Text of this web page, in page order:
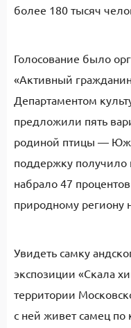
более 180 тысяч
Голосование было
«Активный
Департаментом
предложили пять
родиной птицы —
поддержку получило
набрало 47
природному региону
Увидеть самку
экспозиции «Скала
территории
с ней живет самец по